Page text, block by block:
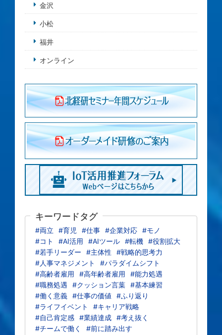
金沢
小松
福井
オンライン
キーワードタグ
#両立 #育児 #仕事 #企業対応 #モノ
#コト
#AI活用 #AIツール #転機 #役割拡大
#若手リーダー
#主体性
#戦略的思考力
#人事マネジメント
#パラダイムシフト
#高齢者雇用
#高年齢者雇用
#能力処遇
#職務処遇
#クッション言葉 #基本練習
#働く意義 #仕事の価値
#ふり返り
#ライフイベント
#キャリア戦略
#自己肯定感 #業績達成 #考え抜く
#チームで働く
#前に踏み出す